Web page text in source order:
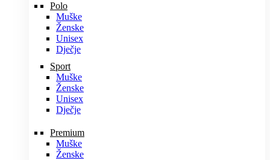
Polo
Muške
Ženske
Unisex
Dječje
Sport
Muške
Ženske
Unisex
Dječje
Premium
Muške
Ženske